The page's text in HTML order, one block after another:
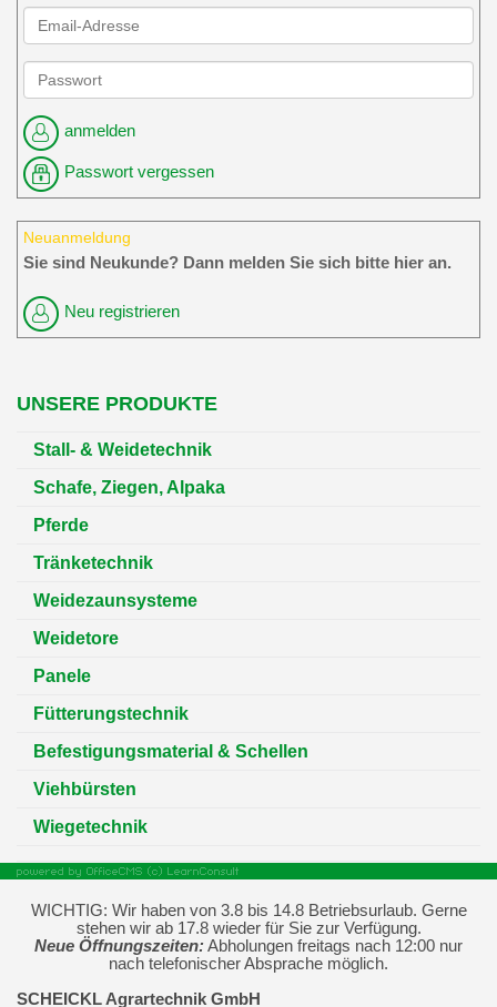
anmelden
Passwort vergessen
Neuanmeldung
Sie sind Neukunde? Dann melden Sie sich bitte hier an.
Neu registrieren
UNSERE PRODUKTE
Stall- & Weidetechnik
Schafe, Ziegen, Alpaka
Pferde
Tränketechnik
Weidezaunsysteme
Weidetore
Panele
Fütterungstechnik
Befestigungsmaterial & Schellen
Viehbürsten
Wiegetechnik
WICHTIG: Wir haben von 3.8 bis 14.8 Betriebsurlaub. Gerne
stehen wir ab 17.8 wieder für Sie zur Verfügung.
Neue Öffnungszeiten: Abholungen freitags nach 12:00 nur
nach telefonischer Absprache möglich.
SCHEICKL Agrartechnik GmbH